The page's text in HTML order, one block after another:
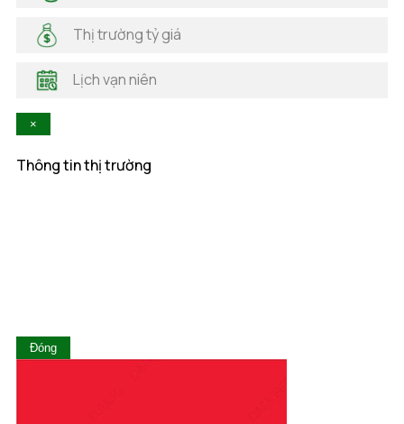
Hà Tĩnh
Hòa Bình
Lai Châu
Thị trường tỷ giá
Lịch vạn niên
×
Thông tin thị trường
Đóng